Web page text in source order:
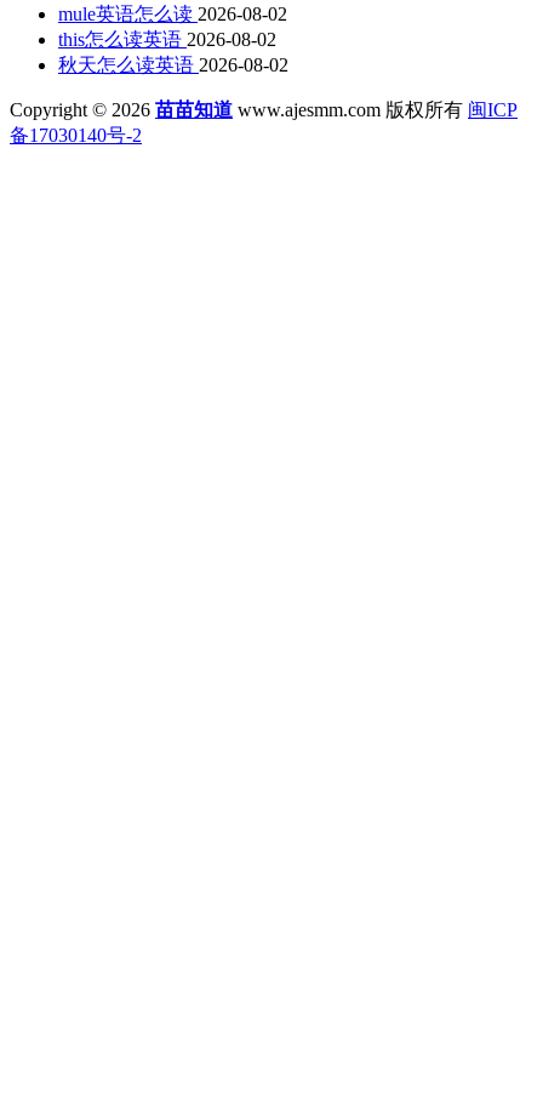
mule英语怎么读 2026-08-02
this怎么读英语 2026-08-02
秋天怎么读英语 2026-08-02
Copyright © 2026 苗苗知道 www.ajesmm.com 版权所有 闽ICP
备17030140号-2